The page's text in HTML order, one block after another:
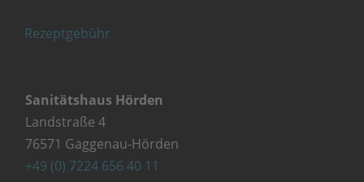
Rezeptgebühr
Sanitätshaus Hörden
Landstraße 4
76571 Gaggenau-Hörden
+49 (0) 7224 656 40 11